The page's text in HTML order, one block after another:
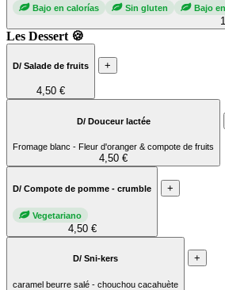
Bajo en calorías
Sin gluten Bajo
Les Dessert 🍪
D/ Salade de fruits
4,50 €
+
D/ Douceur lactée
Fromage blanc - Fleur d'oranger & compote de fruits
4,50 €
D/ Compote de pomme - crumble
Vegetariano
4,50 €
+
D/ Sni-kers
caramel beurre salé - chouchou cacahuète
+